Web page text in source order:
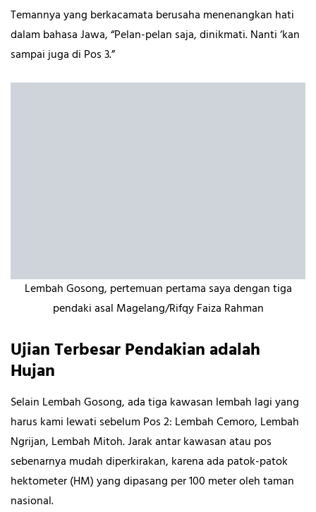
Temannya yang berkacamata berusaha menenangkan hati
dalam bahasa Jawa, “Pelan-pelan saja, dinikmati. Nanti ‘kan
sampai juga di Pos 3.”
Lembah Gosong, pertemuan pertama saya dengan tiga
pendaki asal Magelang/Rifqy Faiza Rahman
Ujian Terbesar Pendakian adalah
Hujan
Selain Lembah Gosong, ada tiga kawasan lembah lagi yang
harus kami lewati sebelum Pos 2: Lembah Cemoro, Lembah
Ngrijan, Lembah Mitoh. Jarak antar kawasan atau pos
sebenarnya mudah diperkirakan, karena ada patok-patok
hektometer (HM) yang dipasang per 100 meter oleh taman
nasional.